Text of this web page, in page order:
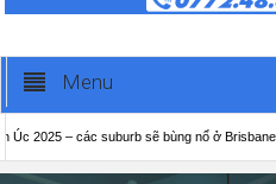
Menu
– các suburb sẽ bùng nổ ở Brisbane